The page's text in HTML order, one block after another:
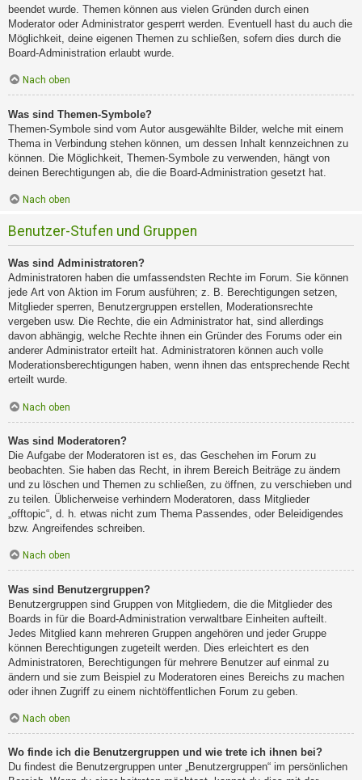
beendet wurde. Themen können aus vielen Gründen durch einen
Moderator oder Administrator gesperrt werden. Eventuell hast du auch die
Möglichkeit, deine eigenen Themen zu schließen, sofern dies durch die
Board-Administration erlaubt wurde.
Nach oben
Was sind Themen-Symbole?
Themen-Symbole sind vom Autor ausgewählte Bilder, welche mit einem
Thema in Verbindung stehen können, um dessen Inhalt kennzeichnen zu
können. Die Möglichkeit, Themen-Symbole zu verwenden, hängt von
deinen Berechtigungen ab, die die Board-Administration gesetzt hat.
Nach oben
Benutzer-Stufen und Gruppen
Was sind Administratoren?
Administratoren haben die umfassendsten Rechte im Forum. Sie können
jede Art von Aktion im Forum ausführen; z. B. Berechtigungen setzen,
Mitglieder sperren, Benutzergruppen erstellen, Moderationsrechte
vergeben usw. Die Rechte, die ein Administrator hat, sind allerdings
davon abhängig, welche Rechte ihnen ein Gründer des Forums oder ein
anderer Administrator erteilt hat. Administratoren können auch volle
Moderationsberechtigungen haben, wenn ihnen das entsprechende Recht
erteilt wurde.
Nach oben
Was sind Moderatoren?
Die Aufgabe der Moderatoren ist es, das Geschehen im Forum zu
beobachten. Sie haben das Recht, in ihrem Bereich Beiträge zu ändern
und zu löschen und Themen zu schließen, zu öffnen, zu verschieben und
zu teilen. Üblicherweise verhindern Moderatoren, dass Mitglieder
„offtopic“, d. h. etwas nicht zum Thema Passendes, oder Beleidigendes
bzw. Angreifendes schreiben.
Nach oben
Was sind Benutzergruppen?
Benutzergruppen sind Gruppen von Mitgliedern, die die Mitglieder des
Boards in für die Board-Administration verwaltbare Einheiten aufteilt.
Jedes Mitglied kann mehreren Gruppen angehören und jeder Gruppe
können Berechtigungen zugeteilt werden. Dies erleichtert es den
Administratoren, Berechtigungen für mehrere Benutzer auf einmal zu
ändern und sie zum Beispiel zu Moderatoren eines Bereichs zu machen
oder ihnen Zugriff zu einem nichtöffentlichen Forum zu geben.
Nach oben
Wo finde ich die Benutzergruppen und wie trete ich ihnen bei?
Du findest die Benutzergruppen unter „Benutzergruppen“ im persönlichen